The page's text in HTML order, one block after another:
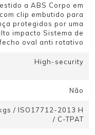
a ABS Corpo em
clip embutido para
protegidos por uma
impacto Sistema de
fecho oval anti rotativo
High-security
Não
/ ISO17712-2013 H
/ C-TPAT